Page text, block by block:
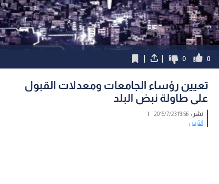
0
0
تعيين رؤساء الجامعات ومعدلات القبول
على طاولة نبض البلد
نشر :19:56 2015/7/23
|
الأردن